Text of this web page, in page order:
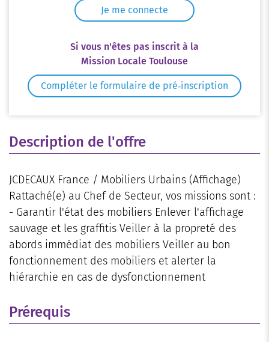
Description de l'offre
JCDECAUX France / Mobiliers Urbains (Affichage)
Rattaché(e) au Chef de Secteur, vos missions sont :
- Garantir l'état des mobiliers Enlever l'affichage
sauvage et les graffitis Veiller à la propreté des
abords immédiat des mobiliers Veiller au bon
fonctionnement des mobiliers et alerter la
hiérarchie en cas de dysfonctionnement
Prérequis
Je me connecte
Si vous n'êtes pas inscrit à la
Mission Locale Toulouse
Compléter le formulaire de pré‑inscription